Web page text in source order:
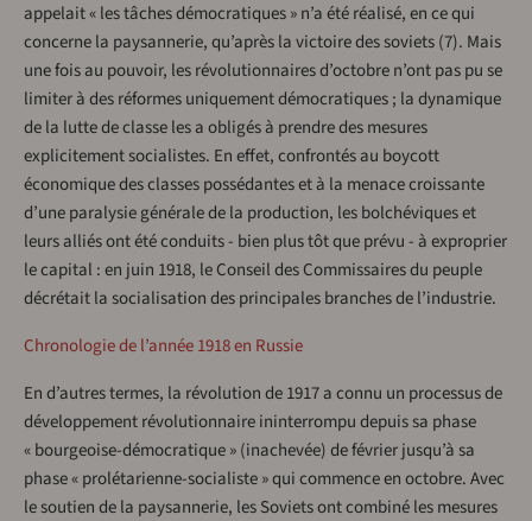
appelait « les tâches démocratiques » n’a été réalisé, en ce qui
concerne la paysannerie, qu’après la victoire des soviets (7). Mais
une fois au pouvoir, les révolutionnaires d’octobre n’ont pas pu se
limiter à des réformes uniquement démocratiques ; la dynamique
de la lutte de classe les a obligés à prendre des mesures
explicitement socialistes. En effet, confrontés au boycott
économique des classes possédantes et à la menace croissante
d’une paralysie générale de la production, les bolchéviques et
leurs alliés ont été conduits - bien plus tôt que prévu - à exproprier
le capital : en juin 1918, le Conseil des Commissaires du peuple
décrétait la socialisation des principales branches de l’industrie.
Chronologie de l’année 1918 en Russie
En d’autres termes, la révolution de 1917 a connu un processus de
développement révolutionnaire ininterrompu depuis sa phase
« bourgeoise-démocratique » (inachevée) de février jusqu’à sa
phase « prolétarienne-socialiste » qui commence en octobre. Avec
le soutien de la paysannerie, les Soviets ont combiné les mesures